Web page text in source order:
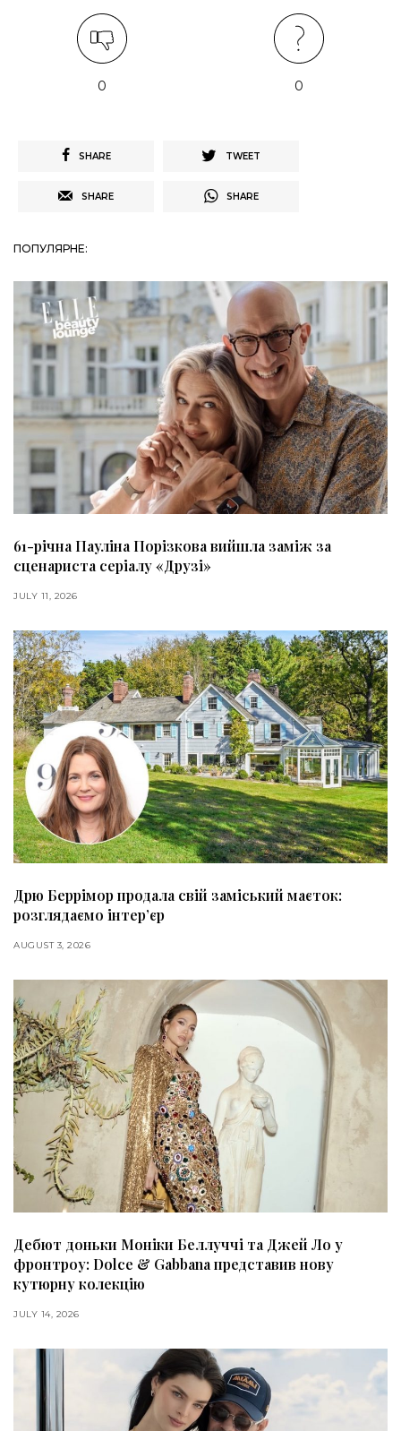
0 0
SHARE TWEET
SHARE SHARE
ПОПУЛЯРНЕ:
61-річна Пауліна Порізкова вийшла заміж за
сценариста серіалу «Друзі»
JULY 11, 2026
Дрю Беррімор продала свій заміський маєток:
розглядаємо інтер’єр
AUGUST 3, 2026
Дебют доньки Моніки Беллуччі та Джей Ло у
фронтроу: Dolce & Gabbana представив нову
кутюрну колекцію
JULY 14, 2026